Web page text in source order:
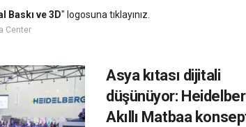
Baskı ve 3D" logosuna tıklayınız.
Center
Asya kıtası dijitali
düşünüyor:
Akıllı Matbaa